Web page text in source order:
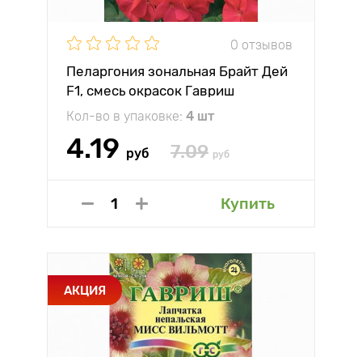
0 отзывов
Пеларгония зональная Брайт Дей
F1, смесь окрасок Гавриш
Кол-во в упаковке: 4 шт
4.19 руб 7.09 руб
Купить
АКЦИЯ